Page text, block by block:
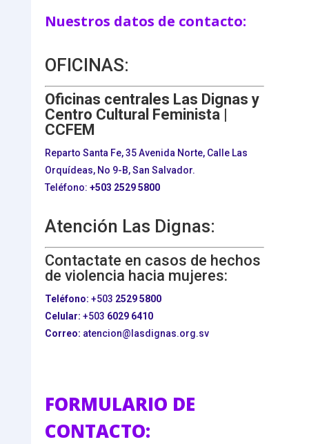
Nuestros datos de contacto:
OFICINAS:
Oficinas centrales Las Dignas y
Centro Cultural Feminista |
CCFEM
Reparto Santa Fe, 35 Avenida Norte, Calle Las
Orquídeas, No 9-B, San Salvador.
Teléfono: +503 2529 5800
Atención Las Dignas:
Contactate en casos de hechos
de violencia hacia mujeres:
Teléfono: +503 2529 5800
Celular: +503 6029 6410
Correo: atencion@lasdignas.org.sv
FORMULARIO DE
CONTACTO: